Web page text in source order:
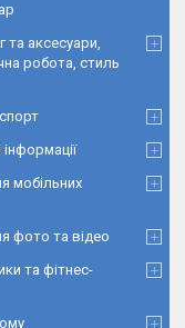
аксесуари,
робота, стиль
мобільних
фото та відео
та фітнес-